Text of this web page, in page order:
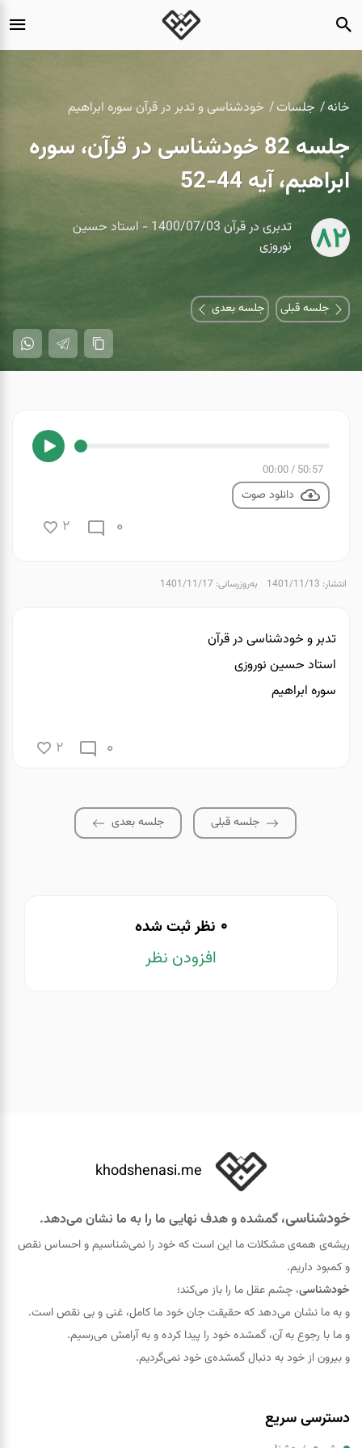
خانه جلسات خودشناسی و تدبر در قرآن سوره ابراهیم
جلسه 82 خودشناسی در قرآن، سوره
ابراهیم، آیه 44-52
82
تدبری در قرآن 1400/07/03 - استاد حسین
نوروزی
جلسه قبلی جلسه بعدی
50:57
/
00:00
دانلود صوت
0
2
انتشار: 1401/11/13 به‌روزرسانی: 1401/11/17
تدبر و خودشناسی در قرآن
استاد حسین نوروزی
سوره ابراهیم
0
2
جلسه قبلی جلسه بعدی
0 نظر ثبت شده
افزودن نظر
khodshenasi.me
خودشناسی، گمشده و هدف نهایی ما را به ما نشان می‌دهد.
ریشه‌ی همه‌ی مشکلات ما این است که خود را نمی‌شناسیم و احساس نقص
و کمبود داریم.
خودشناسی، چشم عقل ما را باز می‌کند؛
و به ما نشان می‌دهد که حقيقت جان خود ما کامل، غنی و بی نقص است.
و ما با رجوع به آن، گمشده خود را پيدا کرده و به آرامش می‌رسیم.
و بیرون از خود به دنبال گمشده‌ی خود نمی‌گردیم.
دسترسی سریع